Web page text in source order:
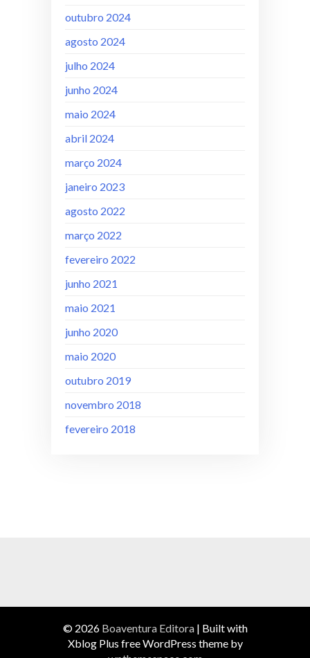
outubro 2024
agosto 2024
julho 2024
junho 2024
maio 2024
abril 2024
março 2024
janeiro 2023
agosto 2022
março 2022
fevereiro 2022
junho 2021
maio 2021
junho 2020
maio 2020
outubro 2019
novembro 2018
fevereiro 2018
© 2026 Boaventura Editora | Built with
Xblog Plus free WordPress theme by